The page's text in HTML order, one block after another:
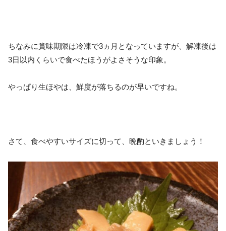
ちなみに賞味期限は冷凍で3ヵ月となっていますが、解凍後は
3日以内くらいで食べたほうがよさそうな印象。
やっぱり生ほやは、鮮度が落ちるのが早いですね。
さて、食べやすいサイズに切って、晩酌といきましょう！